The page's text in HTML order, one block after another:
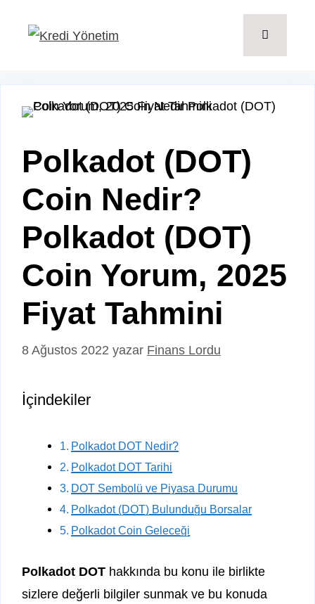
Polkadot (DOT)
Coin Nedir?
Polkadot (DOT)
Coin Yorum, 2025
Fiyat Tahmini
8 Ağustos 2022 yazar Finans Lordu
İçindekiler
Polkadot DOT Nedir?
Polkadot DOT Tarihi
DOT Sembolü ve Piyasa Durumu
Polkadot (DOT) Bulunduğu Borsalar
Polkadot Coin Geleceği
Polkadot DOT hakkında bu konu ile birlikte
sizlere değerli bilgiler sunmak ve bu konuda